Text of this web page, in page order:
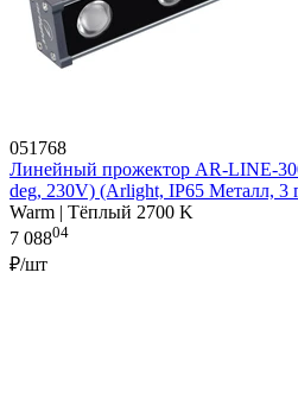
051768
Линейный прожектор AR-LINE-
deg, 230V) (Arlight, IP65 Металл, 3
Warm | Тёплый 2700 K
7 08804
₽/шт